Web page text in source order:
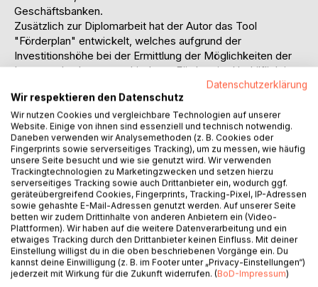
Geschäftsbanken.
Zusätzlich zur Diplomarbeit hat der Autor das Tool
"Förderplan" entwickelt, welches aufgrund der
Investitionshöhe bei der Ermittlung der Möglichkeiten der
Inanspruchnahme verschiedener Fördermittel behilflich ist.
Der Autor fügt eine Kurzbeschreibung der Diplomarbeit bei;
das Tool kann erworben werden.
Inhaltsverzeichnis:Inhaltsverzeichnis:
InhaltsverzeichnisI
AbkürzungsverzeichnisIV
AbbildungsverzeichnisV
AnlagenverzeichnisVII
TabellenverzeichnisVIII
ThesenIX
0.Vorwort1
0.1Rahmenbedingungen in Deutschland2
0.2Gründungsberatung durch den Steuerberater4
0.2.1Förderung der Existenzgründungsberatung4
Datenschutzerklärung
Wir respektieren den Datenschutz
Wir nutzen Cookies und vergleichbare Technologien auf unserer
Website. Einige von ihnen sind essenziell und technisch notwendig.
Daneben verwenden wir Analysemethoden (z. B. Cookies oder
Fingerprints sowie serverseitiges Tracking), um zu messen, wie häufig
unsere Seite besucht und wie sie genutzt wird. Wir verwenden
Trackingtechnologien zu Marketingzwecken und setzen hierzu
serverseitiges Tracking sowie auch Drittanbieter ein, wodurch ggf.
geräteübergreifend Cookies, Fingerprints, Tracking-Pixel, IP-Adressen
sowie gehashte E-Mail-Adressen genutzt werden. Auf unserer Seite
betten wir zudem Drittinhalte von anderen Anbietern ein (Video-
Plattformen). Wir haben auf die weitere Datenverarbeitung und ein
etwaiges Tracking durch den Drittanbieter keinen Einfluss. Mit deiner
Einstellung willigst du in die oben beschriebenen Vorgänge ein. Du
kannst deine Einwilligung (z. B. im Footer unter „Privacy-Einstellungen“)
jederzeit mit Wirkung für die Zukunft widerrufen. (BoD-Impressum)